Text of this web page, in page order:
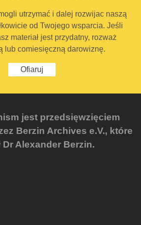
utrzymać i dalej rozwijac naszą
od Twojego wsparcia. Jeśli
materiał jest przydatny, rozważ
lub comiesięczną darowiznę.
Ofiaruj
jest przedsięwzięciem
Berzin Archives e.V., które
Dr Alexander Berzin.